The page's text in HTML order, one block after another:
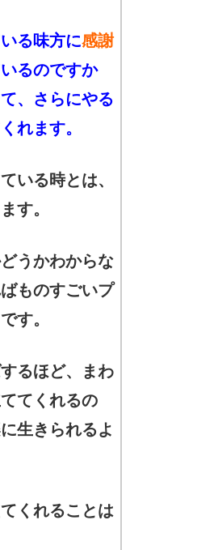
る味方に感謝
るのですか
、さらにやる
れます。
いる時とは、
す。
うかわからな
ものすごいプ
す。
るほど、まわ
てくれるの
生きられるよ
くれることは